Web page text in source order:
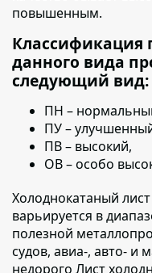
повышенным.
Классификация
данного вида
следующий вид:
ПН –
ПУ –
ПВ – высокий,
ОВ – особо
Холоднокатаный
варьируется в
полезной
судов, авиа-, авто- и
недорого Лист